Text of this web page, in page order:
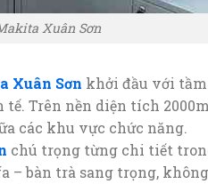
Xuân Sơn
Xuân Sơn khởi đầu với
Trên nền diện tích
các khu vực chức năng.
chú trọng từng chi tiết
– bàn trà sang trọng,